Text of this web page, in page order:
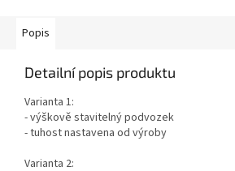
Popis
Detailní popis produktu
Varianta 1:
- výškově stavitelný podvozek
- tuhost nastavena od výroby
Varianta 2: